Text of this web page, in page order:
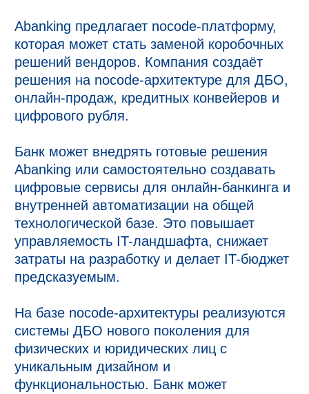
Abanking предлагает nocode-платформу,
которая может стать заменой коробочных
решений вендоров. Компания создаёт
решения на nocode-архитектуре для ДБО,
онлайн-продаж, кредитных конвейеров и
цифрового рубля.
Банк может внедрять готовые решения
Abanking или самостоятельно создавать
цифровые сервисы для онлайн-банкинга и
внутренней автоматизации на общей
технологической базе. Это повышает
управляемость IT-ландшафта, снижает
затраты на разработку и делает IT-бюджет
предсказуемым.
На базе nocode-архитектуры реализуются
системы ДБО нового поколения для
физических и юридических лиц с
уникальным дизайном и
функциональностью. Банк может